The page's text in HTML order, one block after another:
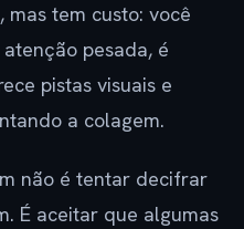
mas tem custo: você
pesada, é
pistas visuais e
a colagem.
não é tentar decifrar
É aceitar que algumas